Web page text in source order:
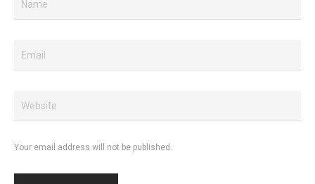
Your email address will not be published.